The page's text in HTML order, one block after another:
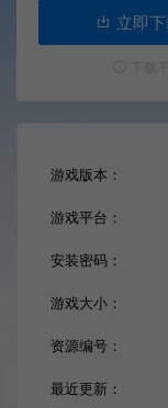
立即
游戏版本：
游戏平台：
安装密码：
游戏大小：
资源编号：
最近更新：